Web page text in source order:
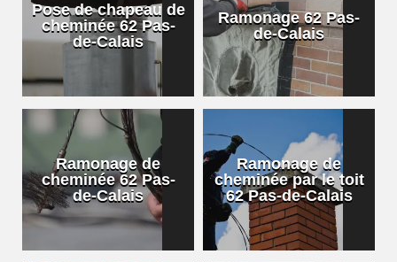
Pose de chapeau de
cheminée 62 Pas-
de-Calais
Ramonage 62 Pas-
de-Calais
Ramonage de
cheminée 62 Pas-
de-Calais
Ramonage de
cheminée par le toit
62 Pas-de-Calais